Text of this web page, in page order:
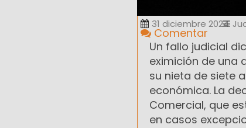
31 diciembre 2024
Comentar
Un fallo judicial
eximición de una
su nieta de siete
económica. La
Comercial, que
en casos